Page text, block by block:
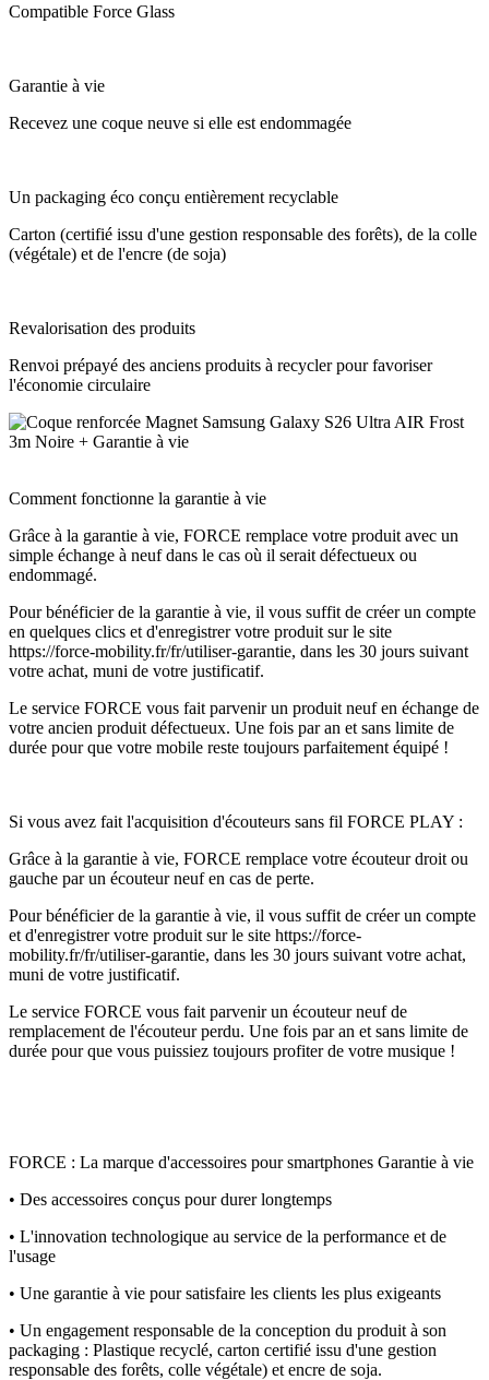
Compatible Force Glass
Garantie à vie
Recevez une coque neuve si elle est endommagée
Un packaging éco conçu entièrement recyclable
Carton (certifié issu d'une gestion responsable des forêts), de la colle
(végétale) et de l'encre (de soja)
Revalorisation des produits
Renvoi prépayé des anciens produits à recycler pour favoriser
l'économie circulaire
Comment fonctionne la garantie à vie
Grâce à la garantie à vie, FORCE remplace votre produit avec un
simple échange à neuf dans le cas où il serait défectueux ou
endommagé.
Pour bénéficier de la garantie à vie, il vous suffit de créer un compte
en quelques clics et d'enregistrer votre produit sur le site
https://force-mobility.fr/fr/utiliser-garantie, dans les 30 jours suivant
votre achat, muni de votre justificatif.
Le service FORCE vous fait parvenir un produit neuf en échange de
votre ancien produit défectueux. Une fois par an et sans limite de
durée pour que votre mobile reste toujours parfaitement équipé !
Si vous avez fait l'acquisition d'écouteurs sans fil FORCE PLAY :
Grâce à la garantie à vie, FORCE remplace votre écouteur droit ou
gauche par un écouteur neuf en cas de perte.
Pour bénéficier de la garantie à vie, il vous suffit de créer un compte
et d'enregistrer votre produit sur le site https://force-
mobility.fr/fr/utiliser-garantie, dans les 30 jours suivant votre achat,
muni de votre justificatif.
Le service FORCE vous fait parvenir un écouteur neuf de
remplacement de l'écouteur perdu. Une fois par an et sans limite de
durée pour que vous puissiez toujours profiter de votre musique !
FORCE : La marque d'accessoires pour smartphones Garantie à vie
• Des accessoires conçus pour durer longtemps
• L'innovation technologique au service de la performance et de
l'usage
• Une garantie à vie pour satisfaire les clients les plus exigeants
• Un engagement responsable de la conception du produit à son
packaging : Plastique recyclé, carton certifié issu d'une gestion
responsable des forêts, colle végétale) et encre de soja.